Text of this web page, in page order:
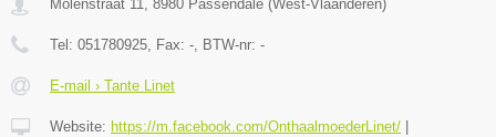
Molenstraat 11 8980 Passendale (West-Vlaanderen)
Tel: 051780925 , Fax: - , BTW-nr: -
E-mail › Tante Linet
Website: https://m.facebook.com/OnthaalmoederLinet/